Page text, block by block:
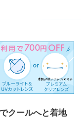
クールへと着地